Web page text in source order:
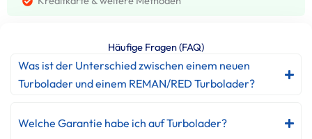
Häufige Fragen (FAQ)
Was ist der Unterschied zwischen einem neuen
Turbolader und einem REMAN/RED Turbolader?
Welche Garantie habe ich auf Turbolader?